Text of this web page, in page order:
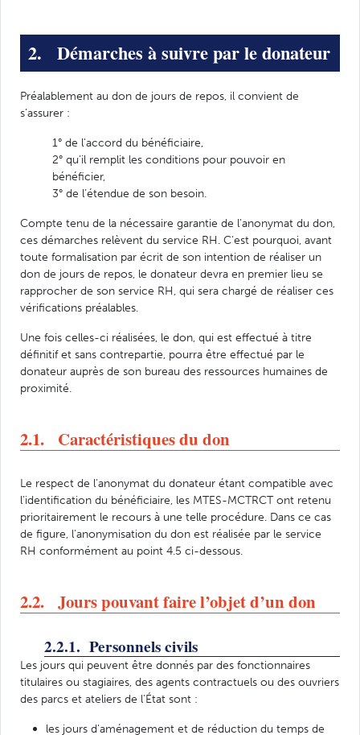
2. Démarches à suivre par le donateur
Préalablement au don de jours de repos, il convient de
s’assurer :
1° de l’accord du bénéficiaire,
2° qu’il remplit les conditions pour pouvoir en
bénéficier,
3° de l’étendue de son besoin.
Compte tenu de la nécessaire garantie de l’anonymat du don,
ces démarches relèvent du service RH. C’est pourquoi, avant
toute formalisation par écrit de son intention de réaliser un
don de jours de repos, le donateur devra en premier lieu se
rapprocher de son service RH, qui sera chargé de réaliser ces
vérifications préalables.
Une fois celles-ci réalisées, le don, qui est effectué à titre
définitif et sans contrepartie, pourra être effectué par le
donateur auprès de son bureau des ressources humaines de
proximité.
2.1. Caractéristiques du don
Le respect de l’anonymat du donateur étant compatible avec
l’identification du bénéficiaire, les MTES-MCTRCT ont retenu
prioritairement le recours à une telle procédure. Dans ce cas
de figure, l’anonymisation du don est réalisée par le service
RH conformément au point 4.5 ci-dessous.
2.2. Jours pouvant faire l’objet d’un don
2.2.1. Personnels civils
Les jours qui peuvent être donnés par des fonctionnaires
titulaires ou stagiaires, des agents contractuels ou des ouvriers
des parcs et ateliers de l’État sont :
les jours d'aménagement et de réduction du temps de